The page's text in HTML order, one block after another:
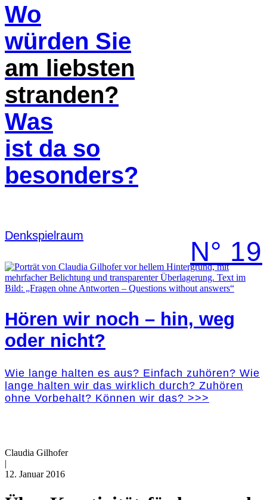
Wo
würden Sie
am liebsten
stranden?
Was
ist da so
besonders?
Denk­spielraum
N° 19
Hören wir noch – hin, weg
oder nicht?
Wie lange halten es aus? Einfach zuhören? Wie
lange halten wir das wirklich durch? Zuhören
ohne Vorbehalt? Können wir das? >>>
Claudia Gilhofer
|
12. Januar 2016